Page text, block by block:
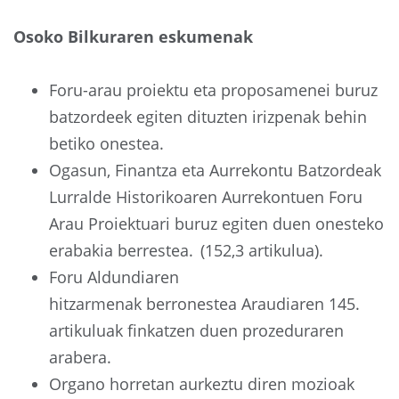
Osoko Bilkuraren eskumenak
Foru-arau proiektu eta proposamenei buruz
batzordeek egiten dituzten irizpenak behin
betiko onestea.
Ogasun, Finantza eta Aurrekontu Batzordeak
Lurralde Historikoaren Aurrekontuen Foru
Arau Proiektuari buruz egiten duen onesteko
erabakia berrestea. (152,3 artikulua).
Foru Aldundiaren
hitzarmenak berronestea Araudiaren 145.
artikuluak finkatzen duen prozeduraren
arabera.
Organo horretan aurkeztu diren mozioak